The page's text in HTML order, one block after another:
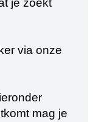
je zoekt
via onze
mag je